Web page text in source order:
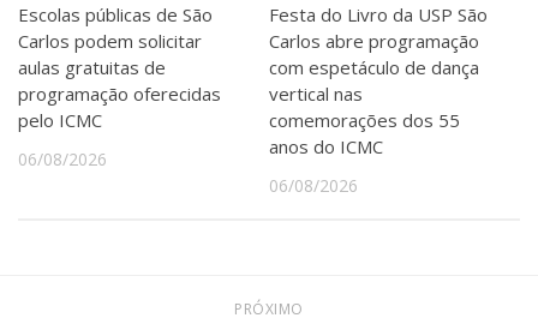
Escolas públicas de São
Carlos podem solicitar
aulas gratuitas de
programação oferecidas
pelo ICMC
06/08/2026
Festa do Livro da USP São
Carlos abre programação
com espetáculo de dança
vertical nas
comemorações dos 55
anos do ICMC
06/08/2026
PRÓXIMO